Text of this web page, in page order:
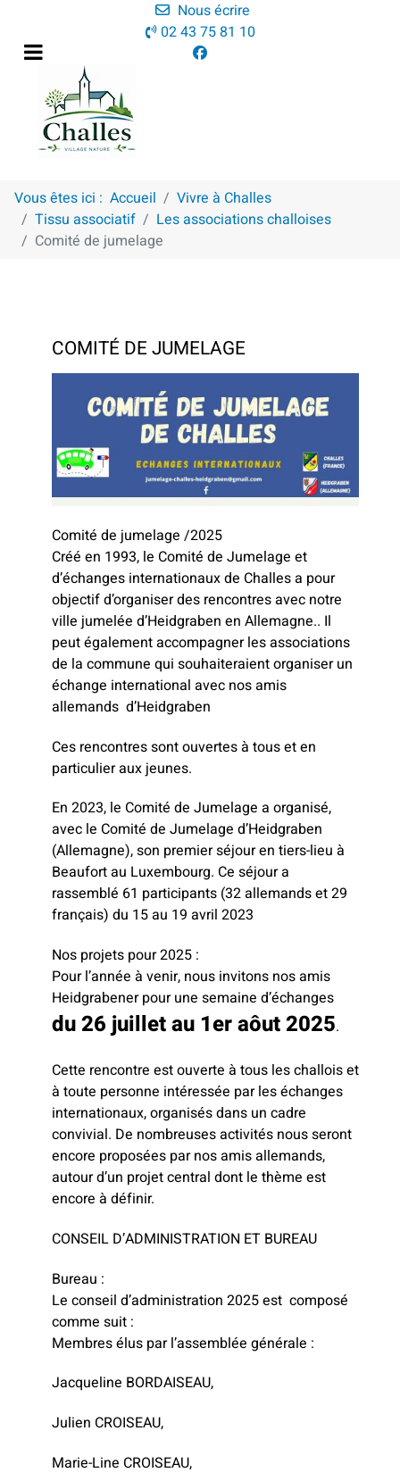
Nous écrire
02 43 75 81 10
Vous êtes ici : Accueil
Vivre à Challes
Tissu associatif
Les associations challoises
Comité de jumelage
COMITÉ DE JUMELAGE
Comité de jumelage /2025
Créé en 1993, le Comité de Jumelage et
d’échanges internationaux de Challes a pour
objectif d’organiser des rencontres avec notre
ville jumelée d’Heidgraben en Allemagne.. Il
peut également accompagner les associations
de la commune qui souhaiteraient organiser un
échange international avec nos amis
allemands d’Heidgraben
Ces rencontres sont ouvertes à tous et en
particulier aux jeunes.
En 2023, le Comité de Jumelage a organisé,
avec le Comité de Jumelage d’Heidgraben
(Allemagne), son premier séjour en tiers-lieu à
Beaufort au Luxembourg. Ce séjour a
rassemblé 61 participants (32 allemands et 29
français) du 15 au 19 avril 2023
Nos projets pour 2025 :
Pour l’année à venir, nous invitons nos amis
Heidgrabener pour une semaine d’échanges
du 26 juillet au 1er aôut 2025.
Cette rencontre est ouverte à tous les challois et
à toute personne intéressée par les échanges
internationaux, organisés dans un cadre
convivial. De nombreuses activités nous seront
encore proposées par nos amis allemands,
autour d’un projet central dont le thème est
encore à définir.
CONSEIL D’ADMINISTRATION ET BUREAU
Bureau :
Le conseil d’administration 2025 est composé
comme suit :
Membres élus par l’assemblée générale :
Jacqueline BORDAISEAU,
Julien CROISEAU,
Marie-Line CROISEAU,